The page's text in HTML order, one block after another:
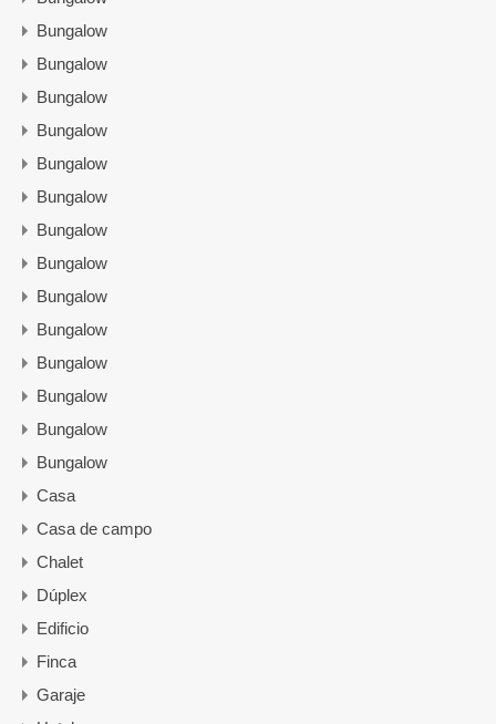
Bungalow
Bungalow
Bungalow
Bungalow
Bungalow
Bungalow
Bungalow
Bungalow
Bungalow
Bungalow
Bungalow
Bungalow
Bungalow
Bungalow
Casa
Casa de campo
Chalet
Dúplex
Edificio
Finca
Garaje